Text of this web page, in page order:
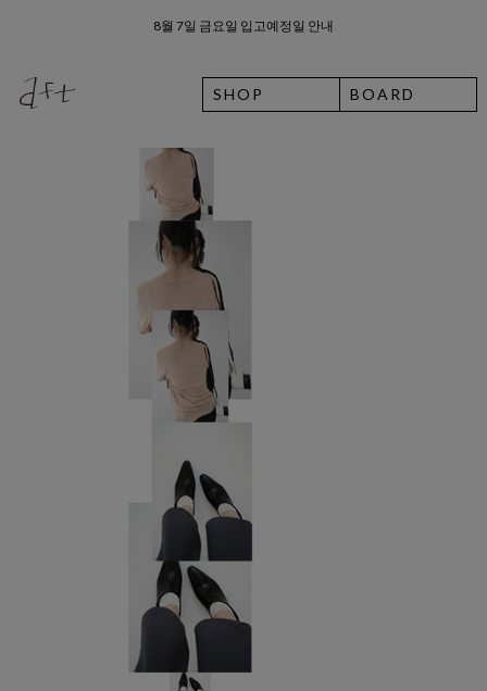
8월 7일 금요일 입고예정일 안내
SHOP BOARD